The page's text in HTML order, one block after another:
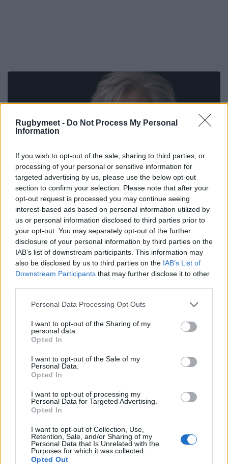
Rugbymeet - Do Not Process My Personal
Information
If you wish to opt-out of the sale, sharing to third parties, or
processing of your personal or sensitive information for
targeted advertising by us, please use the below opt-out
section to confirm your selection. Please note that after your
opt-out request is processed you may continue seeing
interest-based ads based on personal information utilized by
us or personal information disclosed to third parties prior to
your opt-out. You may separately opt-out of the further
disclosure of your personal information by third parties on the
IAB’s list of downstream participants. This information may
also be disclosed by us to third parties on the IAB’s List of
Downstream Participants that may further disclose it to other
Personal Data Processing Opt Outs
I want to opt-out of the Sharing of my
personal data.
Opted In
I want to opt-out of the Sale of my
Personal Data.
Opted In
I want to opt-out of processing my
Personal Data for Targeted Advertising.
Opted In
I want to opt-out of Collection, Use,
Retention, Sale, and/or Sharing of my
Personal Data that Is Unrelated with the
Purposes for which it was collected.
Opted Out